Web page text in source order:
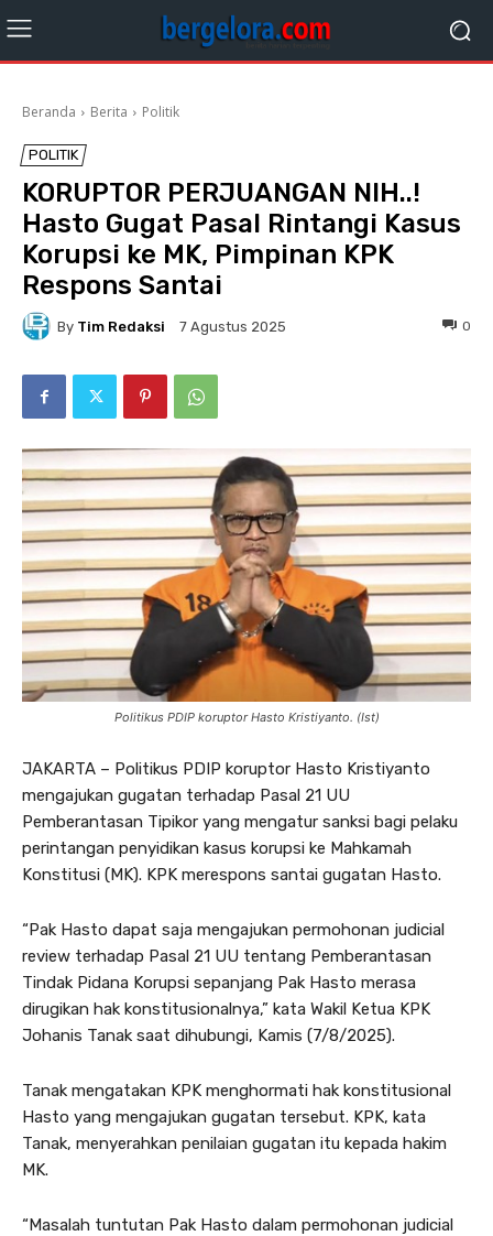
Beranda Berita Politik
POLITIK
KORUPTOR PERJUANGAN NIH..!
Hasto Gugat Pasal Rintangi Kasus
Korupsi ke MK, Pimpinan KPK
Respons Santai
By Tim Redaksi 7 Agustus 2025 0
Politikus PDIP koruptor Hasto Kristiyanto. (Ist)
JAKARTA – Politikus PDIP koruptor Hasto Kristiyanto
mengajukan gugatan terhadap Pasal 21 UU
Pemberantasan Tipikor yang mengatur sanksi bagi pelaku
perintangan penyidikan kasus korupsi ke Mahkamah
Konstitusi (MK). KPK merespons santai gugatan Hasto.
“Pak Hasto dapat saja mengajukan permohonan judicial
review terhadap Pasal 21 UU tentang Pemberantasan
Tindak Pidana Korupsi sepanjang Pak Hasto merasa
dirugikan hak konstitusionalnya,” kata Wakil Ketua KPK
Johanis Tanak saat dihubungi, Kamis (7/8/2025).
Tanak mengatakan KPK menghormati hak konstitusional
Hasto yang mengajukan gugatan tersebut. KPK, kata
Tanak, menyerahkan penilaian gugatan itu kepada hakim
MK.
“Masalah tuntutan Pak Hasto dalam permohonan judicial